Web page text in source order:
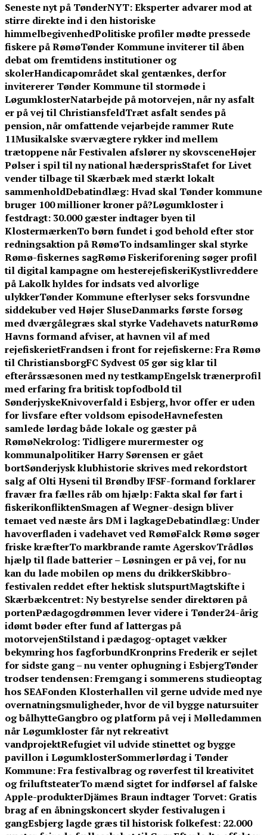
Seneste nyt på TønderNYT:Eksperter advarer mod at
stirre direkte ind i den historiske
himmelbegivenhedPolitiske profiler mødte pressede
fiskere på RømøTønder Kommune inviterer til åben
debat om fremtidens institutioner og
skolerHandicapområdet skal gentænkes, derfor
invitererer Tønder Kommune til stormøde i
LøgumklosterNatarbejde på motorvejen, når ny asfalt
er på vej til ChristiansfeldTræt asfalt sendes på
pension, når omfattende vejarbejde rammer Rute
11Musikalske sværvægtere rykker ind mellem
trætoppene når Festivalen afslører ny skovsceneHøjer
Pølser i spil til ny national hædersprisStafet for Livet
vender tilbage til Skærbæk med stærkt lokalt
sammenholdDebatindlæg: Hvad skal Tønder kommune
bruger 100 millioner kroner på?Løgumkloster i
festdragt: 30.000 gæster indtager byen til
KlostermærkenTo børn fundet i god behold efter stor
redningsaktion på RømøTo indsamlinger skal styrke
Rømø-fiskernes sagRømø Fiskeriforening søger profil
til digital kampagne om hesterejefiskeriKystlivreddere
på Lakolk hyldes for indsats ved alvorlige
ulykkerTønder Kommune efterlyser seks forsvundne
siddekuber ved Højer SluseDanmarks første forsøg
med dværgålegræs skal styrke Vadehavets naturRømø
Havns formand afviser, at havnen vil af med
rejefiskerietFrandsen i front for rejefiskerne: Fra Rømø
til ChristiansborgFC Sydvest 05 gør sig klar til
efterårssæsonen med ny testkampEngelsk trænerprofil
med erfaring fra britisk topfodbold til
SønderjyskeKnivoverfald i Esbjerg, hvor offer er uden
for livsfare efter voldsom episodeHavnefesten
samlede lørdag både lokale og gæster på
RømøNekrolog: Tidligere murermester og
kommunalpolitiker Harry Sørensen er gået
bortSønderjysk klubhistorie skrives med rekordstort
salg af Olti Hyseni til Brøndby IFSF-formand forklarer
fravær fra fælles råb om hjælp: Fakta skal før fart i
fiskerikonfliktenSmagen af Wegner-design bliver
temaet ved næste års DM i lagkageDebatindlæg: Under
havoverfladen i vadehavet ved RømøFalck Rømø søger
friske kræfterTo markbrande ramte AgerskovTrådløs
hjælp til flade batterier – Løsningen er på vej, for nu
kan du lade mobilen op mens du drikkerSkibbro-
festivalen reddet efter hektisk slutspurtMagtskifte i
Skærbækcentret: Ny bestyrelse sender direktøren på
portenPædagogdrømmen lever videre i Tønder24-årig
idømt bøder efter fund af lattergas på
motorvejenStilstand i pædagog-optaget vækker
bekymring hos fagforbundKronprins Frederik er sejlet
for sidste gang – nu venter ophugning i EsbjergTønder
trodser tendensen: Fremgang i sommerens studieoptag
hos SEAFonden Klosterhallen vil gerne udvide med nye
overnatningsmuligheder, hvor de vil bygge natursuiter
og bålhytteGangbro og platform på vej i Mølledammen
når Løgumkloster får nyt rekreativt
vandprojektRefugiet vil udvide stinettet og bygge
pavillon i LøgumklosterSommerlørdag i Tønder
Kommune: Fra festivalbrag og røverfest til kreativitet
og friluftsteaterTo mænd sigtet for indførsel af falske
Apple-produkterDjämes Braun indtager Torvet: Gratis
brag af en åbningskoncert skyder festivalugen i
gangEsbjerg lagde græs til historisk folkefest: 22.000